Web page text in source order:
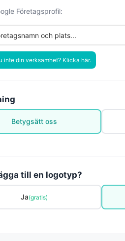
Företagsprofil:
inte din verksamhet? Klicka här.
Betygsätt oss
till en logotyp?
Ja(gratis)